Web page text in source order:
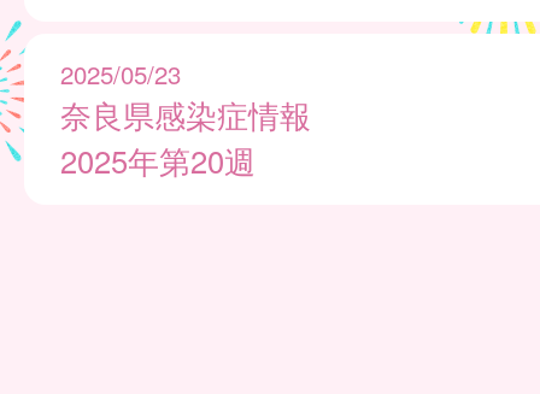
2025/05/23
奈良県感染症情報
2025年第20週